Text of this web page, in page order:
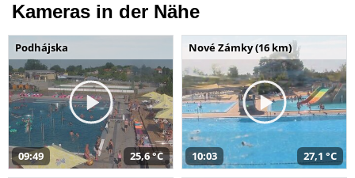
Kameras in der Nähe
Podhájska
09:49 25,6 °C
Nové Zámky (16 km)
10:03 27,1 °C